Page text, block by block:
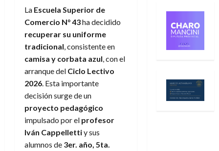
La Escuela Superior de
Comercio N° 43ha decidido
recuperar su uniforme
tradicional , consistente en
camisa y corbata azul , con el
arranque del Ciclo Lectivo
2026 . Esta importante
decisión surge de un
proyecto pedagógico
impulsado por el profesor
Iván Cappellettiy sus
alumnos de 3er. año, 5ta.